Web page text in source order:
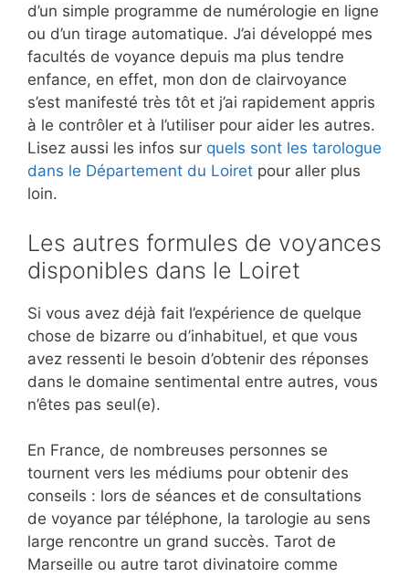
d’un simple programme de numérologie en ligne
ou d’un tirage automatique. J’ai développé mes
facultés de voyance depuis ma plus tendre
enfance, en effet, mon don de clairvoyance
s’est manifesté très tôt et j’ai rapidement appris
à le contrôler et à l’utiliser pour aider les autres.
Lisez aussi les infos sur quels sont les tarologue
dans le Département du Loiret pour aller plus
loin.
Les autres formules de voyances
disponibles dans le Loiret
Si vous avez déjà fait l’expérience de quelque
chose de bizarre ou d’inhabituel, et que vous
avez ressenti le besoin d’obtenir des réponses
dans le domaine sentimental entre autres, vous
n’êtes pas seul(e).
En France, de nombreuses personnes se
tournent vers les médiums pour obtenir des
conseils : lors de séances et de consultations
de voyance par téléphone, la tarologie au sens
large rencontre un grand succès. Tarot de
Marseille ou autre tarot divinatoire comme